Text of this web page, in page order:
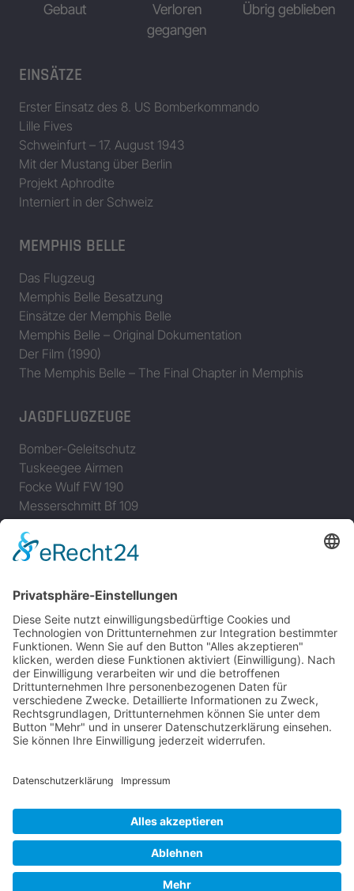
Gebaut
Verloren
gegangen
Übrig geblieben
EINSÄTZE
Erster Einsatz des 8. US Bomberkommando
Lille Fives
Schweinfurt – 17. August 1943
Mit der Mustang über Berlin
Projekt Aphrodite
Interniert in der Schweiz
MEMPHIS BELLE
Das Flugzeug
Memphis Belle Besatzung
Einsätze der Memphis Belle
Memphis Belle – Original Dokumentation
Der Film (1990)
The Memphis Belle – The Final Chapter in Memphis
JAGDFLUGZEUGE
Bomber-Geleitschutz
Tuskeegee Airmen
Focke Wulf FW 190
Messerschmitt Bf 109
Messerschmitt Me 262
P-38 Lightning
P-51 Mustang
INFO
Über diese B-17 Webseite
Kontakt
Impressum
Datenschutzerklärung
Gefällt Ihnen diese Website über die B-17 Flying
Fortress? Ich könnte Ihnen helfen, die Informationen